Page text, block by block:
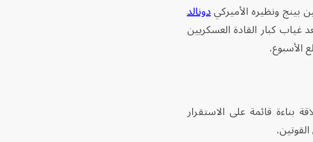
بينج ونظيره الأميركيدونالد
كبار القادة العسكريين
الأسبوع.
قائمة على الاستقرار